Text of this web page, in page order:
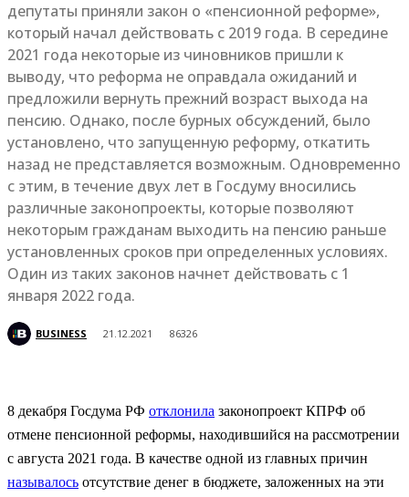
депутаты приняли закон о «пенсионной реформе»,
который начал действовать с 2019 года. В середине
2021 года некоторые из чиновников пришли к
выводу, что реформа не оправдала ожиданий и
предложили вернуть прежний возраст выхода на
пенсию. Однако, после бурных обсуждений, было
установлено, что запущенную реформу, откатить
назад не представляется возможным. Одновременно
с этим, в течение двух лет в Госдуму вносились
различные законопроекты, которые позволяют
некоторым гражданам выходить на пенсию раньше
установленных сроков при определенных условиях.
Один из таких законов начнет действовать с 1
января 2022 года.
BUSINESS 21.12.2021 86326
8 декабря Госдума РФ отклонила законопроект КПРФ об
отмене пенсионной реформы, находившийся на рассмотрении
с августа 2021 года. В качестве одной из главных причин
называлось отсутствие денег в бюджете, заложенных на эти